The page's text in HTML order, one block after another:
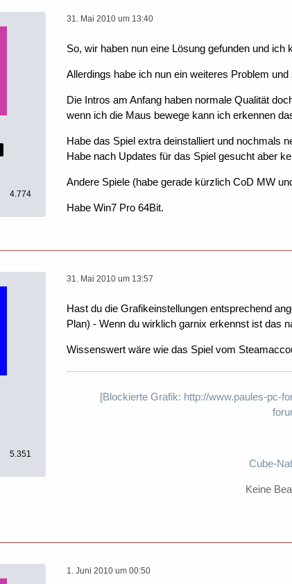
4.774
31. Mai 2010 um 13:40
So, wir haben nun eine Lösung gefunden und ich
Allerdings habe ich nun ein weiteres Problem
Die Intros am Anfang haben normale Qualität
wenn ich die Maus bewege kann ich erkennen
Habe das Spiel extra deinstalliert und nochmals
Habe nach Updates für das Spiel gesucht aber
Andere Spiele (habe gerade kürzlich CoD MW
Habe Win7 Pro 64Bit.
5.351
31. Mai 2010 um 13:57
Hast du die Grafikeinstellungen entsprechend
Plan) - Wenn du wirklich garnix erkennst ist das
Wissenswert wäre wie das Spiel vom
[Blockierte Grafik: http://www.paules-pc-
Cube-
Keine
1. Juni 2010 um 00:50